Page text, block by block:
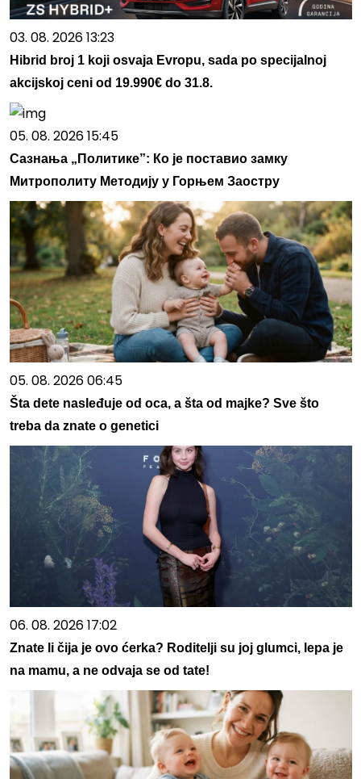
03. 08. 2026 13:23
Hibrid broj 1 koji osvaja Evropu, sada po specijalnoj
akcijskoj ceni od 19.990€ do 31.8.
05. 08. 2026 15:45
Сазнања „Политике”: Ко је поставио замку
Митрополиту Методију у Горњем Заостру
05. 08. 2026 06:45
Šta dete nasleđuje od oca, a šta od majke? Sve što
treba da znate o genetici
06. 08. 2026 17:02
Znate li čija je ovo ćerka? Roditelji su joj glumci, lepa je
na mamu, a ne odvaja se od tate!